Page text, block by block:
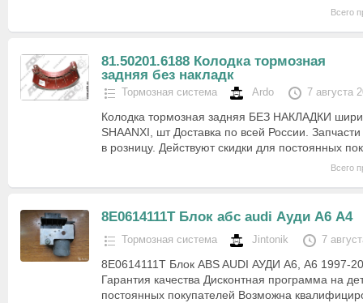
Всего
81.50201.6188 Колодка тормозная
задняя без накладк
Тормозная система Ardo 7 августа
Колодка тормозная задняя БЕЗ НАКЛАДКИ
SHAANXI, шт Доставка по всей России.
в розницу. Действуют скидки для постоянных
Всего
8E0614111T Блок абс audi Ауди А6 А4
Тормозная система Jintonik 7
8E0614111T Блок ABS AUDI АУДИ А6, A6 1997-
Гарантия качества Дисконтная программа на
постоянных покупателей Возможна